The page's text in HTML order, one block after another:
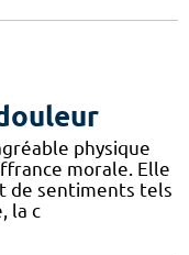
physique
morale. Elle
de sentiments tels
la c